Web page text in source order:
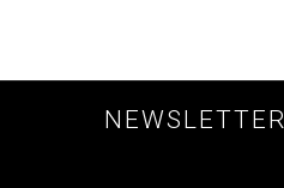
NEWSLETTER